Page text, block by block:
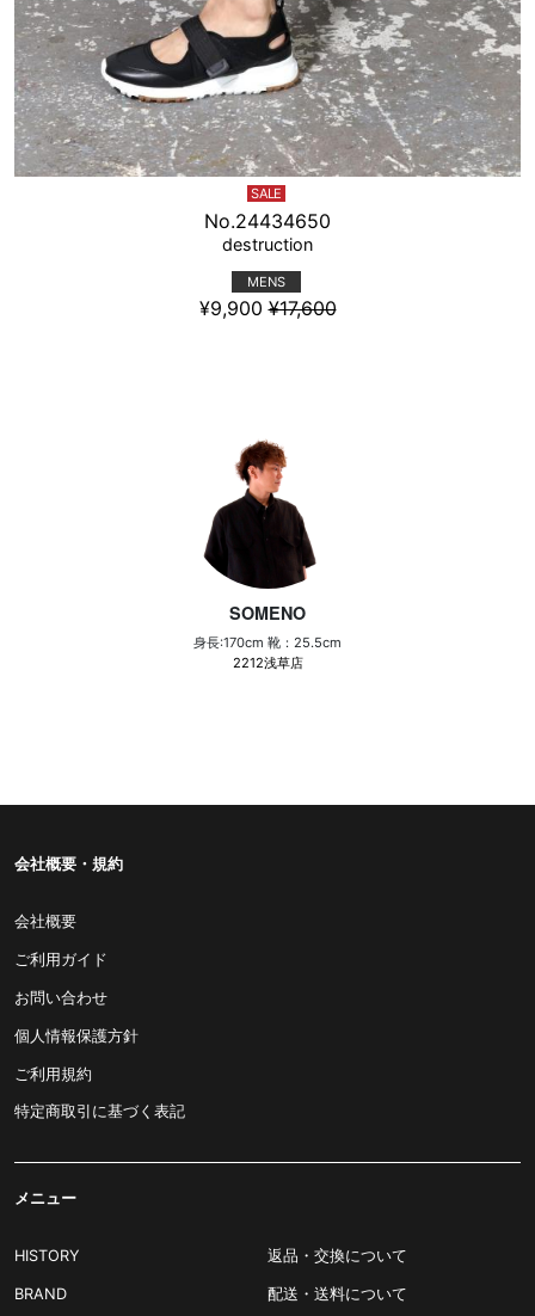
SOMENO
身長:170cm 靴：25.5cm
2212浅草店
SALE
No.24434650
destruction
MENS
¥9,900 ¥17,600
会社概要・規約
会社概要
ご利用ガイド
お問い合わせ
個人情報保護方針
ご利用規約
特定商取引に基づく表記
メニュー
HISTORY
BRAND
返品・交換について
配送・送料について